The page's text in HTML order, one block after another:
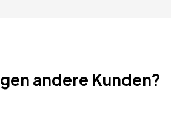
andere Kunden?